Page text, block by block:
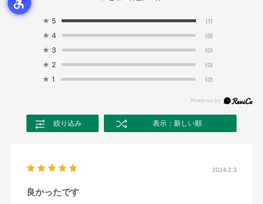
★ 5 (1)
★ 4 (0)
★ 3 (0)
★ 2 (0)
★ 1 (0)
絞り込み 表示：新しい順
2024.2.3
良かったです